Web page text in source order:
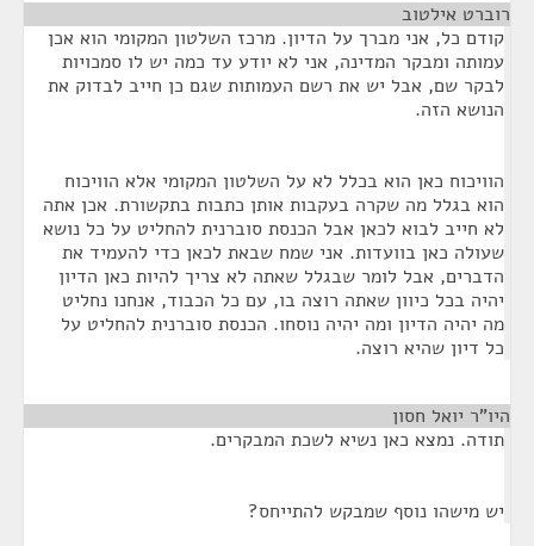
רוברט אילטוב
קודם כל, אני מברך על הדיון. מרכז השלטון המקומי הוא אכן
עמותה ומבקר המדינה, אני לא יודע עד כמה יש לו סמכויות
לבקר שם, אבל יש את רשם העמותות שגם כן חייב לבדוק את
הנושא הזה.
הוויכוח כאן הוא בכלל לא על השלטון המקומי אלא הוויכוח
הוא בגלל מה שקרה בעקבות אותן כתבות בתקשורת. אכן אתה
לא חייב לבוא לכאן אבל הכנסת סוברנית להחליט על כל נושא
שעולה כאן בוועדות. אני שמח שבאת לכאן כדי להעמיד את
הדברים, אבל לומר שבגלל שאתה לא צריך להיות כאן הדיון
יהיה בכל כיוון שאתה רוצה בו, עם כל הכבוד, אנחנו נחליט
מה יהיה הדיון ומה יהיה נוסחו. הכנסת סוברנית להחליט על
כל דיון שהיא רוצה.
היו"ר יואל חסון
תודה. נמצא כאן נשיא לשכת המבקרים.
יש מישהו נוסף שמבקש להתייחס?